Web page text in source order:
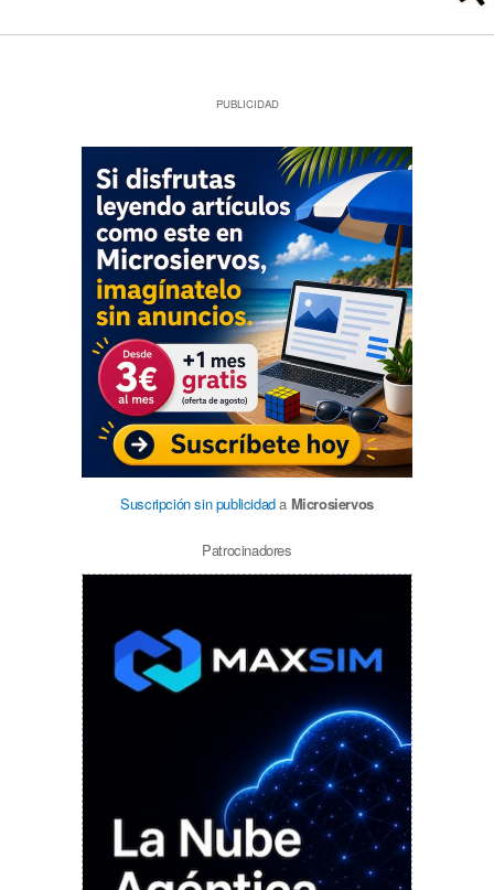
PUBLICIDAD
Suscripción sin publicidada Microsiervos
Patrocinadores